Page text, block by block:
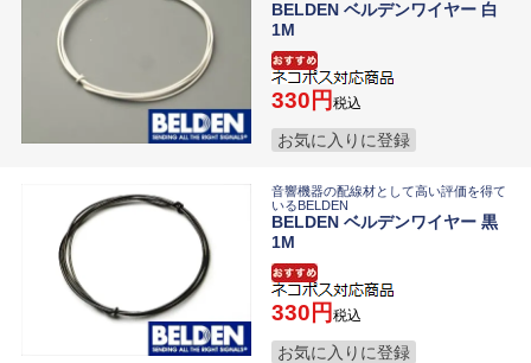
BELDEN ベルデンワイヤー 白
1M
330 税込
お気に入りに登録
音響機器の配線材として高い評価を得て
いるBELDEN
BELDEN ベルデンワイヤー 黒
1M
330 税込
お気に入りに登録